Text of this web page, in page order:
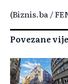
(Biznis.ba /
Povezane